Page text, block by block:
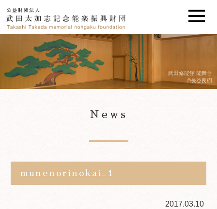
武田修能館 能舞台
©長谷良樹
News
munenorinokai_1
2017.03.10